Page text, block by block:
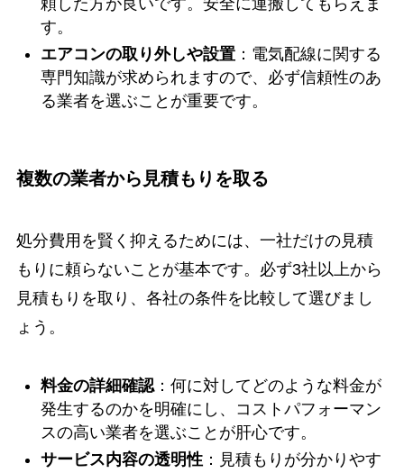
す。
エアコンの取り外しや設置：電気配線に関する
専門知識が求められますので、必ず信頼性のあ
る業者を選ぶことが重要です。
複数の業者から見積もりを取る
処分費用を賢く抑えるためには、一社だけの見積
もりに頼らないことが基本です。必ず3社以上から
見積もりを取り、各社の条件を比較して選びまし
ょう。
料金の詳細確認：何に対してどのような料金が
発生するのかを明確にし、コストパフォーマン
スの高い業者を選ぶことが肝心です。
サービス内容の透明性：見積もりが分かりやす